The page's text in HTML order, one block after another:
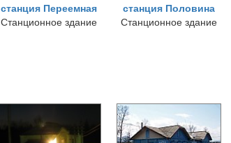
станция Переемная
Станционное здание
станция Половина
Станционное здание